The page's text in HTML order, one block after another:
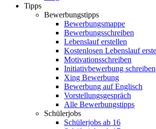
Tipps
Bewerbungstipps
Bewerbungsmappe
Bewerbungsschreiben
Lebenslauf erstellen
Kostenlosen Lebenslauf
Motivationsschreiben
Initiativbewerbung schreiben
Xing Bewerbung
Bewerbung auf Englisch
Vorstellungsgespräch
Alle Bewerbungstipps
Schülerjobs
Schülerjobs ab 16